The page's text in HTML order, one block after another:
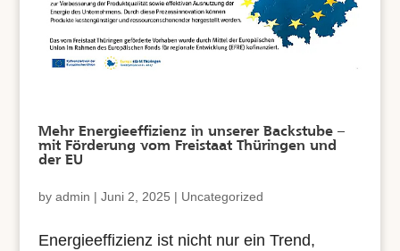
Mehr Energieeffizienz in unserer Backstube –
mit Förderung vom Freistaat Thüringen und
der EU
by admin | Juni 2, 2025 | Uncategorized
Energieeffizienz ist nicht nur ein Trend,